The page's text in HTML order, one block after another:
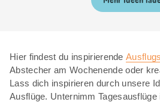
Hier findest du inspirierende
Abstecher am Wochenende oder
Lass dich inspirieren durch unsere
Ausflüge. Unternimm